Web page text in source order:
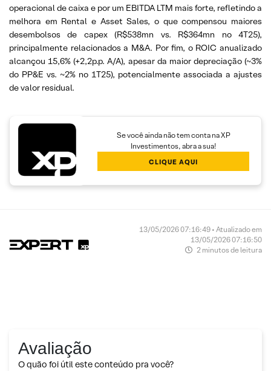
operacional de caixa e por um EBITDA LTM mais forte, refletindo a
melhora em Rental e Asset Sales, o que compensou maiores
desembolsos de capex (R$538mn vs. R$364mn no 4T25),
principalmente relacionados a M&A. Por fim, o ROIC anualizado
alcançou 15,6% (+2,2p.p. A/A), apesar da maior depreciação (~3%
do PP&E vs. ~2% no 1T25), potencialmente associada a ajustes
de valor residual.
Se você ainda não tem conta na XP
Investimentos, abra a sua!
CLIQUE AQUI
13/05/2026 07:16:49 • Atualizado em
13/05/2026 07:16:50
2 minutos de leitura
Avaliação
O quão foi útil este conteúdo pra você?